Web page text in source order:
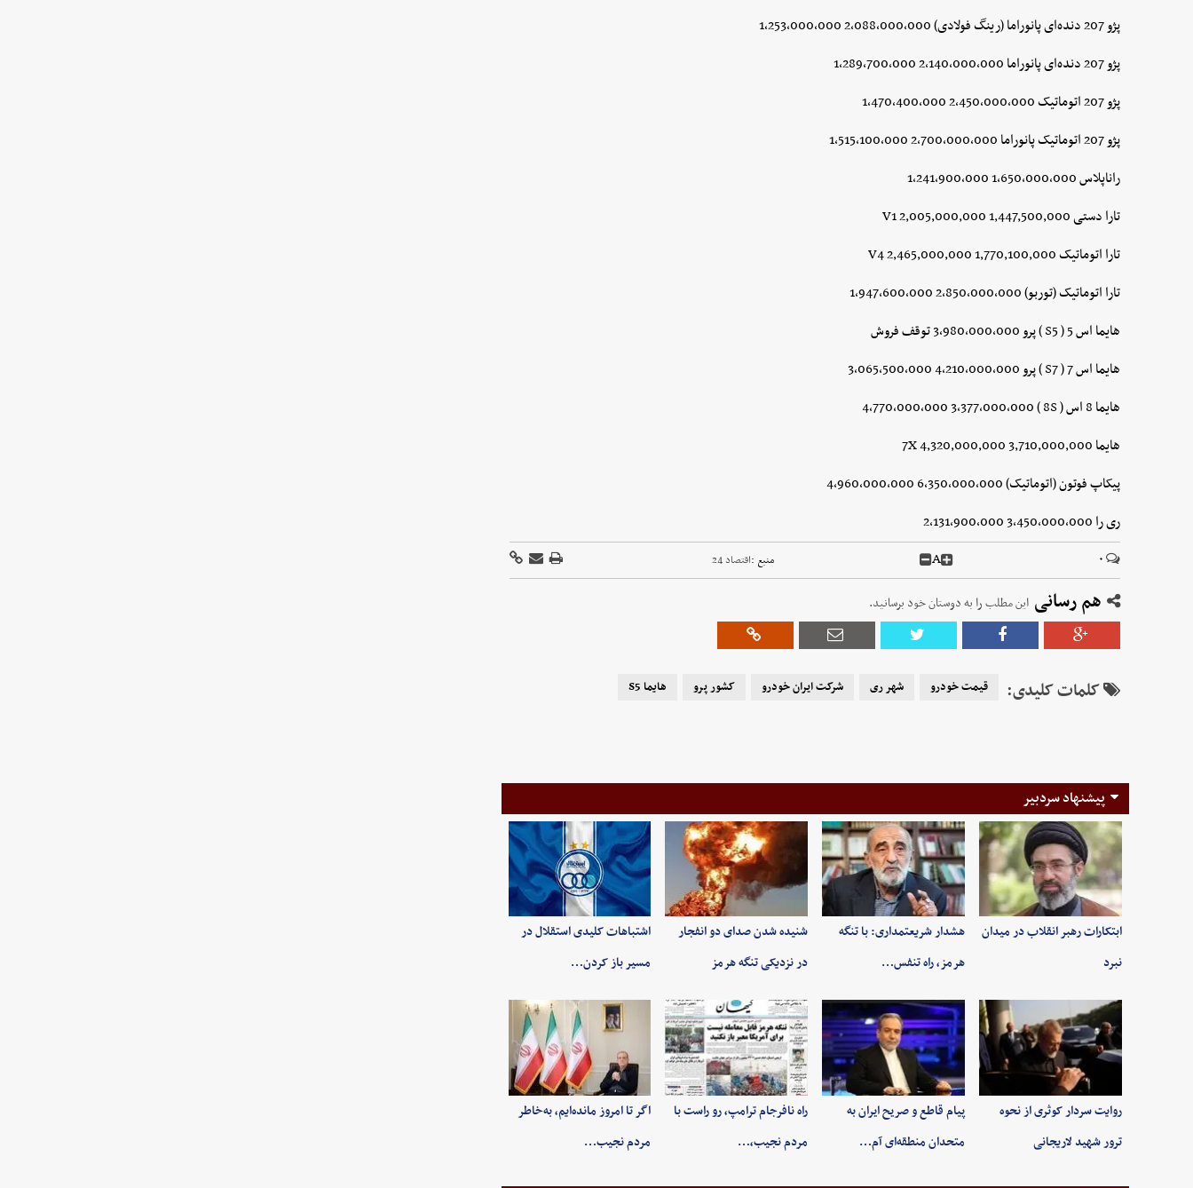
پژو 207 دنده‌ای پانوراما (رینگ فولادی) 2,088,000,000 1,253,000,000
پژو 207 دنده‌ای پانوراما 2,140,000,000 1,289,700,000
پژو 207 اتوماتیک 2,450,000,000 1,470,400,000
پژو 207 اتوماتیک پانوراما 2,700,000,000 1,515,100,000
راناپلاس 1,650,000,000 1,241,900,000
تارا دستی V1 2,005,000,000 1,447,500,000
تارا اتوماتیک V4 2,465,000,000 1,770,100,000
تارا اتوماتیک (توربو) 2,850,000,000 1,947,600,000
هایما اس 5 ( S5 ) پرو 3,980,000,000 توقف فروش
هایما اس 7 ( S7 ) پرو 4,210,000,000 3,065,500,000
هایما 8 اس ( 8S ) 4,770,000,000 3,377,000,000
هایما 7X 4,320,000,000 3,710,000,000
پیکاپ فوتون (اتوماتیک) 6,350,000,000 4,960,000,000
ری را 3,450,000,000 2,131,900,000
۰ A منبع :اقتصاد 24
هم رسانی این مطلب را به دوستان خود برسانید.
کلمات کلیدی: قیمت خودرو شهر ری شرکت ایران خودرو کشور پرو هایما S5
پیشنهاد سردبیر
ابتکارات رهبر انقلاب در میدان
نبرد
هشدار شریعتمداری: با تنگه
هرمز، راه تنفس…
شنیده شدن صدای دو انفجار
در نزدیکی تنگه هرمز
اشتباهات کلیدی استقلال در
مسیر باز کردن…
روایت سردار کوثری از نحوه
ترور شهید لاریجانی
پیام قاطع و صریح ایران به
متحدان منطقه‌ای آم…
راه نافرجام ترامپ، رو راست با
مردم نجیب،…
اگر تا امروز مانده‌ایم، به‌خاطر
مردم نجیب…